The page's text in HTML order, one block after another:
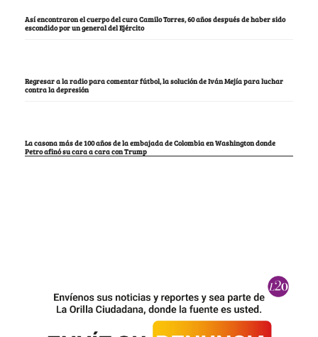
Así encontraron el cuerpo del cura Camilo Torres, 60 años después de haber sido
escondido por un general del Ejército
Regresar a la radio para comentar fútbol, la solución de Iván Mejía para luchar
contra la depresión
La casona más de 100 años de la embajada de Colombia en Washington donde
Petro afinó su cara a cara con Trump